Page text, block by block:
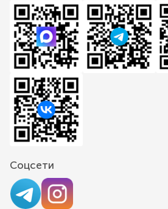
Соцсети